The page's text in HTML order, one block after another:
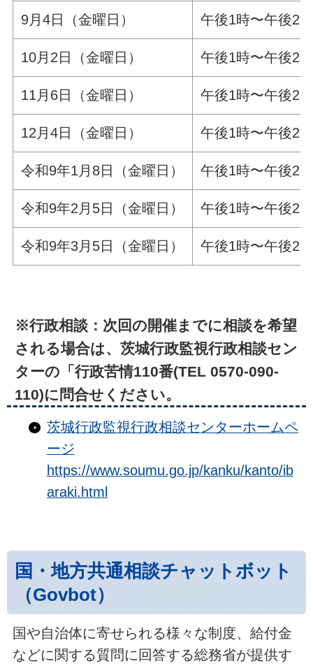
9月4日（金曜日） 午後1時〜午後2
10月2日（金曜日） 午後1時〜午後2
11月6日（金曜日） 午後1時〜午後2
12月4日（金曜日） 午後1時〜午後2
令和9年1月8日（金曜日） 午後1時〜午後
令和9年2月5日（金曜日） 午後1時〜午後2
令和9年3月5日（金曜日） 午後1時〜午後2
※行政相談：次回の開催までに相談を希望
される場合は、茨城行政監視行政相談セン
ターの「行政苦情110番(TEL 0570-090-
110)に問合せください。
茨城行政監視行政相談センターホームペ
ージ
https://www.soumu.go.jp/kanku/kanto/ib
araki.html
国・地方共通相談チャットボット
（Govbot）
国や自治体に寄せられる様々な制度、給付金
などに関する質問に回答する総務省が提供す